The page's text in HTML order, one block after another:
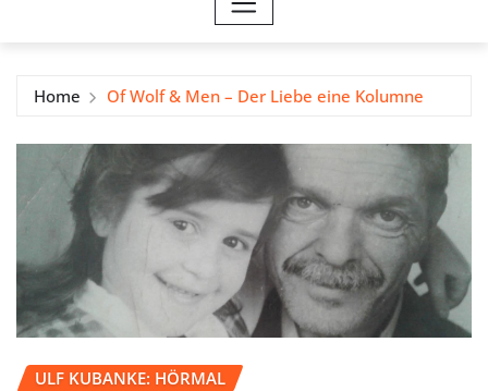
Home Of Wolf & Men – Der Liebe eine Kolumne
ULF KUBANKE: HÖRMAL